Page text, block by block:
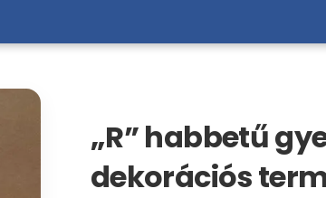
„R” habbetű
dekorációs